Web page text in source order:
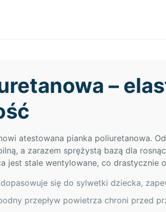
–
atestowana pianka poliuretanowa.
a zarazem sprężystą bazą dla
jest stale wentylowane, co
dopasowuje się do sylwetki dziecka,
przepływ powietrza chroni przed